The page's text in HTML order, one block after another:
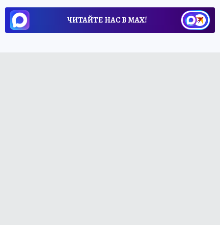
ЧИТАЙТЕ НАС В МАХ!